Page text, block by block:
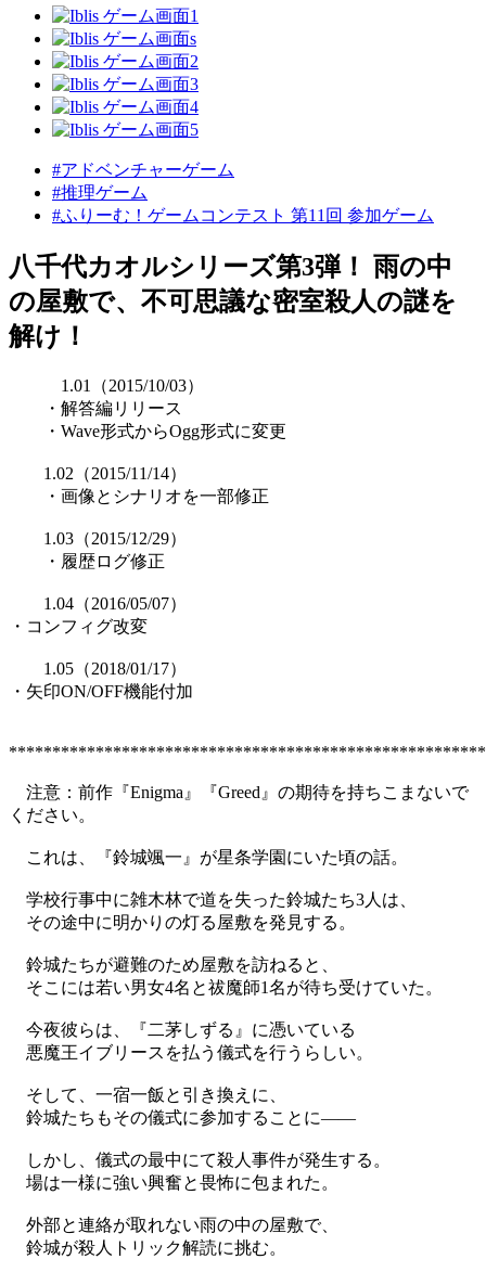
#アドベンチャーゲーム
#推理ゲーム
#ふりーむ！ゲームコンテスト 第11回 参加ゲーム
八千代カオルシリーズ第3弾！ 雨の中
の屋敷で、不可思議な密室殺人の謎を
解け！
1.01（2015/10/03）
・解答編リリース
・Wave形式からOgg形式に変更
1.02（2015/11/14）
・画像とシナリオを一部修正
1.03（2015/12/29）
・履歴ログ修正
1.04（2016/05/07）
・コンフィグ改変
1.05（2018/01/17）
・矢印ON/OFF機能付加
注意：前作『Enigma』『Greed』の期待を持ちこまないで
ください。
これは、『鈴城颯一』が星条学園にいた頃の話。
学校行事中に雑木林で道を失った鈴城たち3人は、
その途中に明かりの灯る屋敷を発見する。
鈴城たちが避難のため屋敷を訪ねると、
そこには若い男女4名と祓魔師1名が待ち受けていた。
今夜彼らは、『二茅しずる』に憑いている
悪魔王イブリースを払う儀式を行うらしい。
そして、一宿一飯と引き換えに、
鈴城たちもその儀式に参加することに――
しかし、儀式の最中にて殺人事件が発生する。
場は一様に強い興奮と畏怖に包まれた。
外部と連絡が取れない雨の中の屋敷で、
鈴城が殺人トリック解読に挑む。